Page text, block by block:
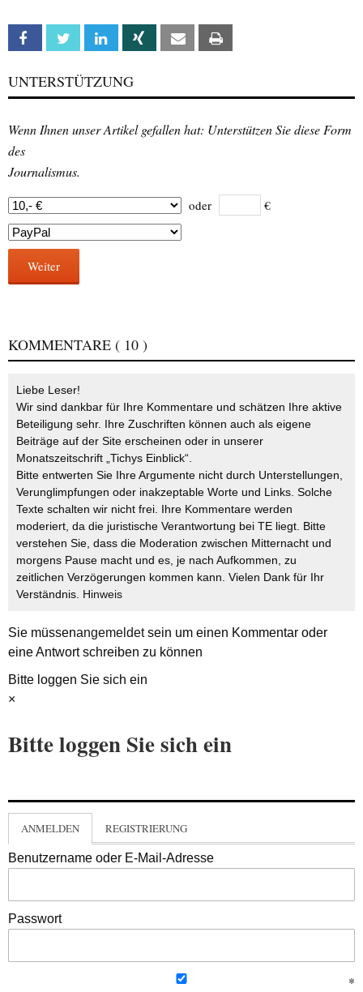
Facebook Twitter Linkedin Xing Email
UNTERSTÜTZUNG
Wenn Ihnen unser Artikel gefallen hat: Unterstützen Sie diese Form
des
Journalismus.
oder €
Weiter
KOMMENTARE ( 10 )
Liebe Leser!
Wir sind dankbar für Ihre Kommentare und schätzen Ihre aktive
Beteiligung sehr. Ihre Zuschriften können auch als eigene
Beiträge auf der Site erscheinen oder in unserer
Monatszeitschrift „Tichys Einblick“.
Bitte entwerten Sie Ihre Argumente nicht durch Unterstellungen,
Verunglimpfungen oder inakzeptable Worte und Links. Solche
Texte schalten wir nicht frei. Ihre Kommentare werden
moderiert, da die juristische Verantwortung bei TE liegt. Bitte
verstehen Sie, dass die Moderation zwischen Mitternacht und
morgens Pause macht und es, je nach Aufkommen, zu
zeitlichen Verzögerungen kommen kann. Vielen Dank für Ihr
Verständnis. Hinweis
Sie müssenangemeldetsein um einen Kommentar oder
eine Antwort schreiben zu können
Bitte loggen Sie sich ein
×
Bitte loggen Sie sich ein
ANMELDEN REGISTRIERUNG
Benutzername oder E-Mail-Adresse
Passwort